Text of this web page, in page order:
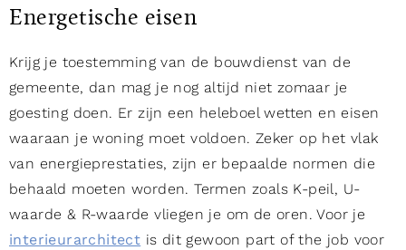
Energetische eisen
Krijg je toestemming van de bouwdienst van de
gemeente, dan mag je nog altijd niet zomaar je
goesting doen. Er zijn een heleboel wetten en eisen
waaraan je woning moet voldoen. Zeker op het vlak
van energieprestaties, zijn er bepaalde normen die
behaald moeten worden. Termen zoals K-peil, U-
waarde & R-waarde vliegen je om de oren. Voor je
interieurarchitect is dit gewoon part of the job voor